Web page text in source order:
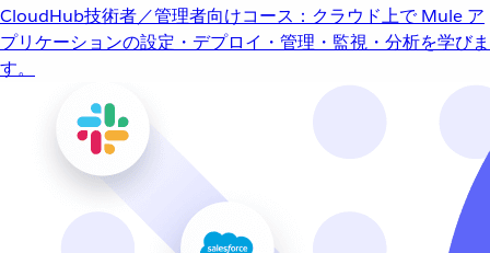
CloudHub技術者／管理者向けコース：クラウド上で Mule ア
プリケーションの設定・デプロイ・管理・監視・分析を学びま
す。